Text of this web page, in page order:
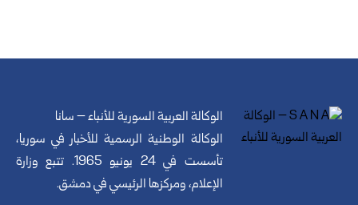
الوكالة العربية السورية للأنباء – سانا
الوكالة الوطنية الرسمية للأخبار في سوريا،
تأسست في 24 يونيو 1965. تتبع وزارة
الإعلام، ومركزها الرئيسي في دمشق.